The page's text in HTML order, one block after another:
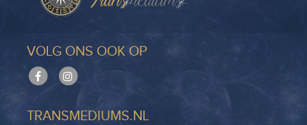
VOLG ONS OOK OP
TRANSMEDIUMS.NL